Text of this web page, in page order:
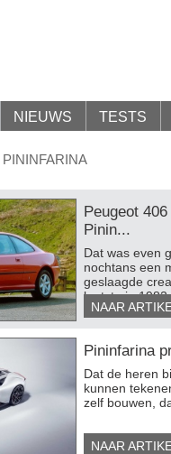
NIEUWS TESTS
PININFARINA
Peugeot
Pinin...
Dat was even
nochtans een
geslaagde
laatste in
NAAR
Pininfarina
​Dat de heren
kunnen
zelf bouwen,
NAAR